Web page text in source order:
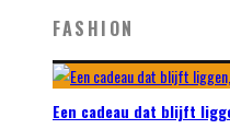
FASHION
Een cadeau dat blijft